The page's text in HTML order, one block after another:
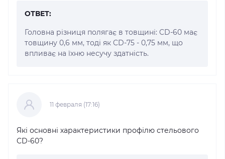
ОТВЕТ:
Головна різниця полягає в товщині: CD-60 має
товщину 0,6 мм, тоді як CD-75 - 0,75 мм, що
впливає на їхню несучу здатність.
11 февраля (17:16)
Які основні характеристики профілю стельового
CD-60?